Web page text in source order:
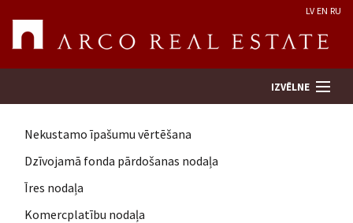
LV EN RU
IZVĒLNE
Meklēt īpašumu
Novērtēt īpašumu
Nekustamo īpašumu vērtēšana
Dzīvojamā fonda pārdošanas nodaļa
Īres nodaļa
Komercplatību nodaļa